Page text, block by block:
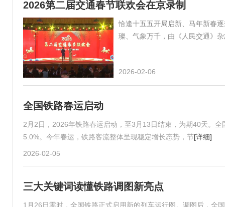
2026第二届交通春节联欢会在京录制
恰逢十五五开局启新、马年新春
璨、气象万千，由《人民交通》
2026-02-06
全国铁路春运启动
2月2日，2026年铁路春运启动，至3月13日结束，为期40天。
5.0%。今年春运，铁路客流整体呈现稳定增长态势，节[详细]
2026-02-05
三大关键词读懂铁路调图新亮点
1月26日零时，全国铁路正式启用新的列车运行图。调图后，全